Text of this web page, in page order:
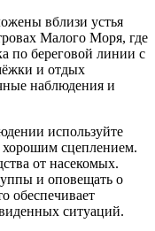
вблизи устья
Малого Моря, где
по береговой линии с
и отдых
наблюдения и
используйте
сцеплением.
от насекомых.
и оповещать о
обеспечивает
ситуаций.